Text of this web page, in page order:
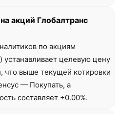
акций Глобалтранс
по акциям
устанавливает целевую цену
что выше текущей котировки
— Покупать, а
составляет +0.00%.